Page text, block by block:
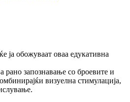
ја обожуваат оваа едукативна
рано запознавање со броевите и
визуелна стимулација,